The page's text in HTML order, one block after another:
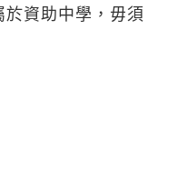
於資助中學，毋須